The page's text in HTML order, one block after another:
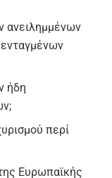
ανειλημμένων
ήδη
περί
Ευρωπαϊκής